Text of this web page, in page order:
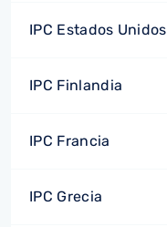
IPC Estados Unidos
IPC Finlandia
IPC Francia
IPC Grecia